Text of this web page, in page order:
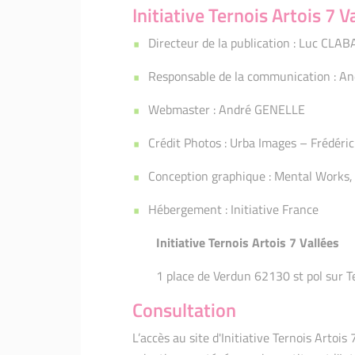
Initiative Ternois Artois 7
Directeur de la publication : Luc
Responsable de la communication :
Webmaster : André GENELLE
Crédit Photos : Urba Images –
Conception graphique : Mental
Hébergement : Initiative France
Initiative Ternois Artois 7 Vallées
1 place de Verdun 62130 st pol sur
Consultation
L’accès au site d'Initiative Ternois Artois